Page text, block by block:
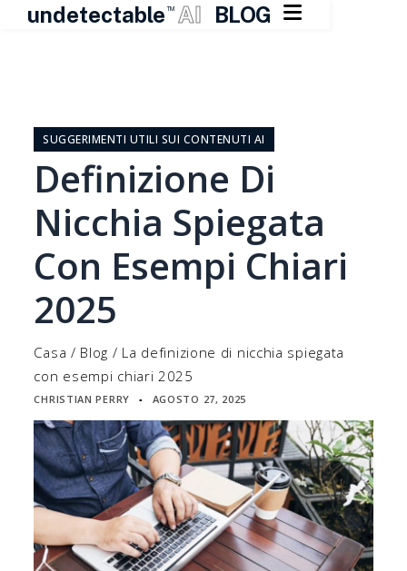
undetectable TM AI BLOG 
contenutoSUGGERIMENTI UTILI SUI CONTENUTI AI
Definizione Di
Nicchia Spiegata
Con Esempi Chiari
2025
Casa / Blog / La definizione di nicchia spiegata
con esempi chiari 2025
CHRISTIAN PERRY ▪ AGOSTO 27, 2025